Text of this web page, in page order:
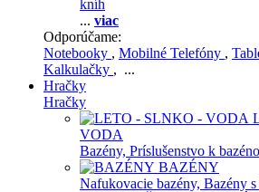
kníh
... viac
Odporúčame:
Notebooky , Mobilné Telefóny ,
Kalkulačky , ...
Hračky
Hračky
VODA
Bazény, Príslušenstvo k
BAZÉNY
Nafukovacie bazény, Bazény